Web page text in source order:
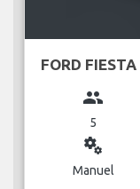
FORD FIESTA
group
5
miscellaneous_services
Manuel